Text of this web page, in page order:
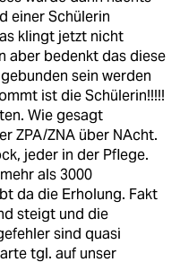
einer Schülerin
klingt jetzt nicht
aber bedenkt das diese
sein werden
ist die Schülerin!!!!!
Wie gesagt
ZPA/ZNA über NAcht.
jeder in der Pflege.
als 3000
da die Erholung. Fakt
steigt und die
sind quasi
tgl. auf unser